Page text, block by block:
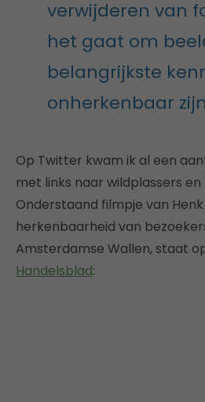
verwijderen van
het gaat om
belangrijkste
onherkenbaar
Op Twitter kwam ik al een
met links naar wildplassers
Onderstaand filmpje van Henk
herkenbaarheid van
Amsterdamse Wallen, staat
Handelsblad: